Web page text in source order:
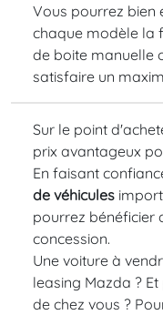
Vous pourrez bien
chaque modèle la
de boite manuelle
satisfaire un
Sur le point
prix avantageux
En faisant
de véhicules
pourrez bénéficier
concession.
Une voiture à
leasing Mazda ?
de chez vous ?